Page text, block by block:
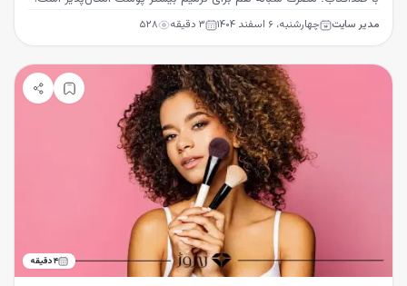
مدیر سایت چهارشنبه، ۶ اسفند ۱۴۰۴ ۳ دقیقه ۵۲۸
۴دقیقه